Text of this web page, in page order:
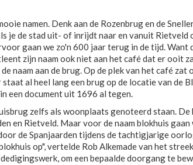
namen. Denk aan de Rozenbrug en de
je de stad uit- of inrijdt naar en vanuit Rietveld
gaan we zo'n 600 jaar terug in de tijd. Want
zijn naam ook niet aan het café dat er ooit
naam aan de brug. Op de plek van het café zat
al heel lang een brug op de locatie van de
een document uit 1696 al tegen.
zelfs als woonplaats genoteerd staan.
en Rietveld. Maar voor de naam blokhuis gaan
de Spanjaarden tijdens de tachtigjarige
op", vertelde Rob Alkemade van het
om een bepaalde doorgang te